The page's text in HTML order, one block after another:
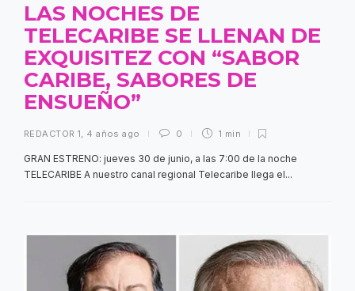
LAS NOCHES DE
TELECARIBE SE LLENAN DE
EXQUISITEZ CON “SABOR
CARIBE, SABORES DE
ENSUEÑO”
REDACTOR 1, 4 años ago 0 1 min
GRAN ESTRENO: jueves 30 de junio, a las 7:00 de la noche
TELECARIBE A nuestro canal regional Telecaribe llega el...